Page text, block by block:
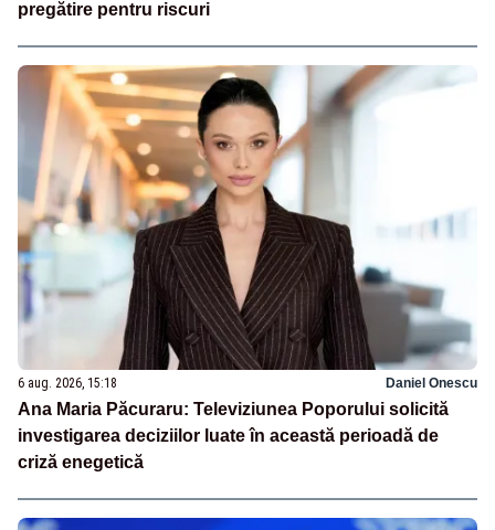
pregătire pentru riscuri
6 aug. 2026, 15:18 Daniel Onescu
Ana Maria Păcuraru: Televiziunea Poporului solicită
investigarea deciziilor luate în această perioadă de
criză enegetică